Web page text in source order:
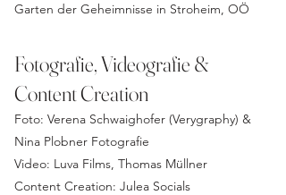
Garten der Geheimnisse in Stroheim, OÖ
Fotografie, Videografie &
Content Creation
Foto: Verena Schwaighofer (Verygraphy) &
Nina Plobner Fotografie
Video: Luva Films, Thomas Müllner
Content Creation: Julea Socials